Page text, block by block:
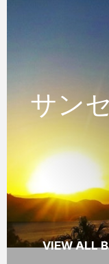
サン
サン
ハミルトン
ら素晴らし
VIEW ALL